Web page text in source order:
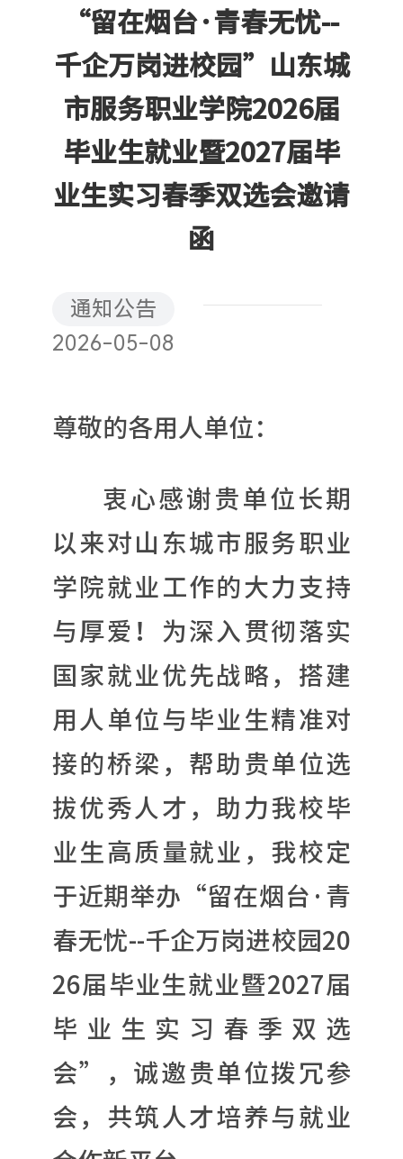
“留在烟台·青春无忧--
千企万岗进校园”山东城
市服务职业学院2026届
毕业生就业暨2027届毕
业生实习春季双选会邀请
函
通知公告
2026-05-08
尊敬的各用人单位：
衷心感谢贵单位长期
以来对山东城市服务职业
学院就业工作的大力支持
与厚爱！为深入贯彻落实
国家就业优先战略，搭建
用人单位与毕业生精准对
接的桥梁，帮助贵单位选
拔优秀人才，助力我校毕
业生高质量就业，我校定
于近期举办“留在烟台·青
春无忧--千企万岗进校园20
26届毕业生就业暨2027届
毕业生实习春季双选
会”，诚邀贵单位拨冗参
会，共筑人才培养与就业